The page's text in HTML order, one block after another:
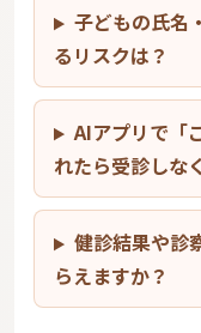
子どもの氏名
るリスクは？
AIアプリで「
れたら受診しな
健診結果や診
らえますか？